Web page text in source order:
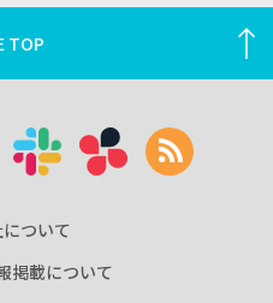
TOP
ついて
掲載について